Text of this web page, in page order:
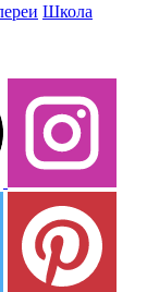
Школа